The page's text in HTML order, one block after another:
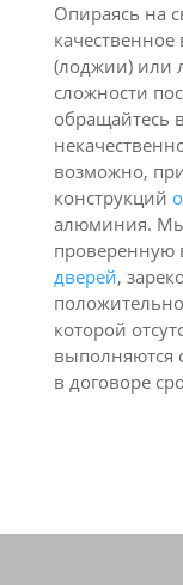
Опираясь на
(лоджии) или
сложности
обращайтесь
возможно,
конструкций
алюминия. Мы
проверенную
дверей,
которой
выполняются
в договоре